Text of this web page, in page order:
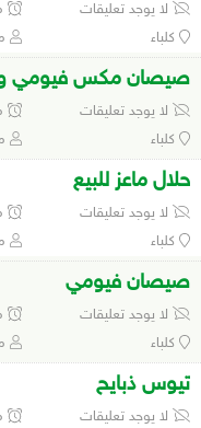
لا يوجد تعليقات
كلباء
صيصان مكس فيومي
لا يوجد تعليقات
كلباء
حلال ماعز للبيع
لا يوجد تعليقات
كلباء
صيصان فيومي
لا يوجد تعليقات
كلباء
تيوس ذبايح
لا يوجد تعليقات